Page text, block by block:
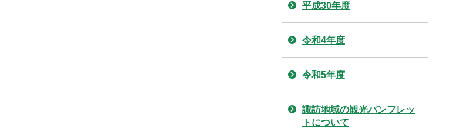
平成30年度
令和4年度
令和5年度
諏訪地域の観光パンフレッ
トについて